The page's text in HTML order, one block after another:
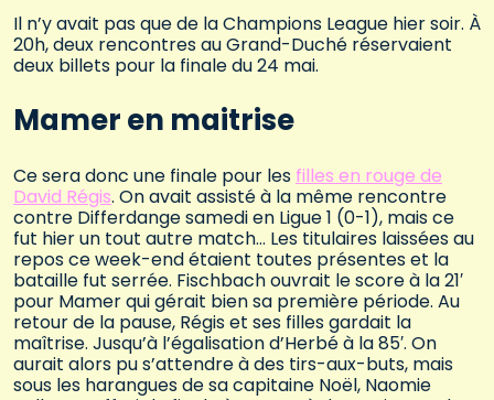
Il n’y avait pas que de la Champions League hier soir. À
20h, deux rencontres au Grand-Duché réservaient
deux billets pour la finale du 24 mai.
Mamer en maitrise
Ce sera donc une finale pour les filles en rouge de
David Régis. On avait assisté à la même rencontre
contre Differdange samedi en Ligue 1 (0-1), mais ce
fut hier un tout autre match… Les titulaires laissées au
repos ce week-end étaient toutes présentes et la
bataille fut serrée. Fischbach ouvrait le score à la 21′
pour Mamer qui gérait bien sa première période. Au
retour de la pause, Régis et ses filles gardait la
maîtrise. Jusqu’à l’égalisation d’Herbé à la 85′. On
aurait alors pu s’attendre à des tirs-aux-buts, mais
sous les harangues de sa capitaine Noël, Naomie